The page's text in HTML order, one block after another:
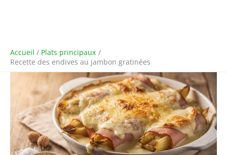
Accueil
Plats principaux
Recette des endives au jambon gratinées